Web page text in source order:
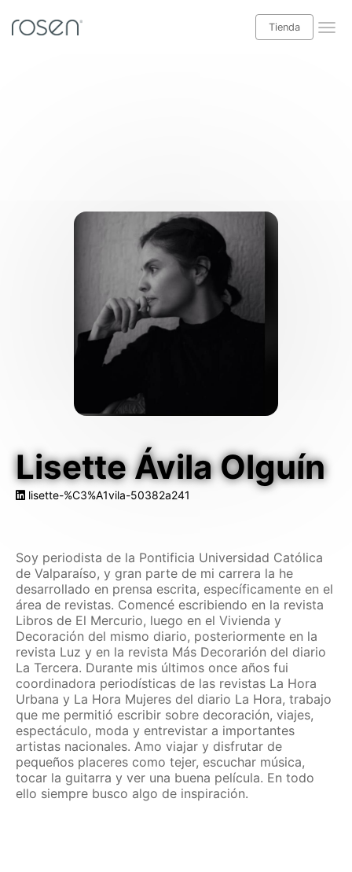
Tienda
Salud y bienestar
Especial niños
Ideas hogar
Columnas
Guías descargables
Lisette Ávila Olguín
lisette-%C3%A1vila-50382a241
Soy periodista de la Pontificia Universidad Católica
de Valparaíso, y gran parte de mi carrera la he
desarrollado en prensa escrita, específicamente en el
área de revistas. Comencé escribiendo en la revista
Libros de El Mercurio, luego en el Vivienda y
Decoración del mismo diario, posteriormente en la
revista Luz y en la revista Más Decorarión del diario
La Tercera. Durante mis últimos once años fui
coordinadora periodísticas de las revistas La Hora
Urbana y La Hora Mujeres del diario La Hora, trabajo
que me permitió escribir sobre decoración, viajes,
espectáculo, moda y entrevistar a importantes
artistas nacionales. Amo viajar y disfrutar de
pequeños placeres como tejer, escuchar música,
tocar la guitarra y ver una buena película. En todo
ello siempre busco algo de inspiración.